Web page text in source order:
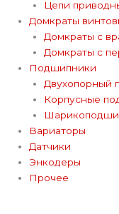
Цепи
Домкраты
Домкраты с
Домкраты с
Подшипники
Двухопорный
Корпусные
Вариаторы
Датчики
Энкодеры
Прочее